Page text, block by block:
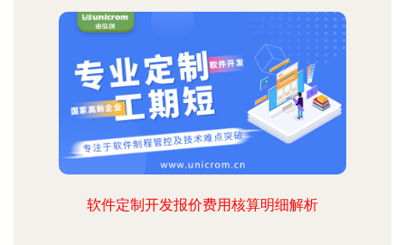
软件定制开发报价费用核算明细解析